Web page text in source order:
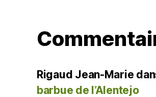
Rigaud Jean-Marie
barbue de l’Alentejo